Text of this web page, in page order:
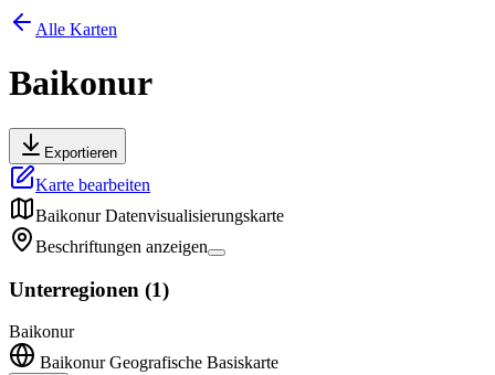
Alle Karten
Baikonur
Exportieren
Karte bearbeiten
Baikonur Datenvisualisierungskarte
Beschriftungen anzeigen
Unterregionen (1)
Baikonur
Baikonur Geografische Basiskarte